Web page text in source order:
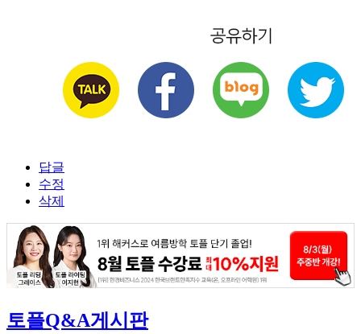
답글
수정
삭제
토플Q&A게시판